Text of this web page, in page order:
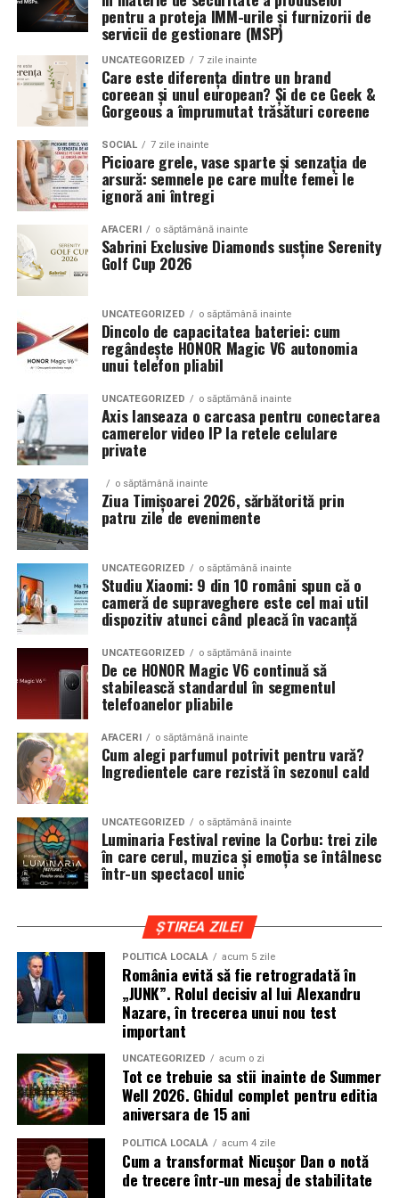
importantă a momentelor speciale din Maramureș,
combinând experiența organizatorică cu capacitatea de
a transforma fiecare eveniment într-o amintire
deosebită pentru participanți.
accentua liniile caroseriei si poate oferi un look
echilibrat, in timp ce o alegere gresita poate strica
proportiile, chiar daca restul masinii este bine realizat.
Anvelopele ca element vizual la show-uri auto
La evenimentele auto din Cluj, anvelopele nu sunt doar
componente functionale, ci si elemente vizuale. Publicul
si fotografii surprind adesea detalii precum modul in
care roata umple aripa, distanta fata de caroserie si
aspectul general al ansamblului roata-janta.
Anvelopele curate, cu dimensiuni corecte si uzura
masini de show. In multe cazuri, acestea completeaza
jantele si intaresc conceptul ales de proprietar, fie ca
vorbim despre un stil elegant, sportiv sau minimalist.
Echilibrul dintre estetica si utilizare reala
Un aspect specific evenimentelor auto din Cluj este
prezenta multor masini care nu sunt doar proiecte de
show, ci si vehicule utilizate zilnic. Proprietarii acestora
cauta solutii care sa le permita sa participe la
evenimente fara a sacrifica complet confortul sau
siguranta pe drumurile publice.
In acest context, anvelopele alese trebuie sa ofere un
echilibru intre aspect si functionalitate. Multi pasionati
opteaza pentru anvelope care arata bine la show, dar
care pot fi folosite si in conditii reale de trafic,
indiferent de vreme sau sezon.
De ce conteaza tipul de anvelopa la evenimentele din
Cluj
Clujul este un oras in care vremea poate fi imprevizibila,
iar drumurile din imprejurimi includ atat zone urbane,
cat si trasee montane sau colinare. O masina pregatita
de show trebuie sa ajunga la eveniment in siguranta si
fara probleme, indiferent de conditiile de drum.
Din acest motiv, tipul de anvelopa ales devine extrem de
important. Anvelopele care ofera aderenta constanta,
stabilitate si un aspect echilibrat sunt preferate de cei
care nu doresc sa transforme masina intr-un obiect
static. In acest sens, alegerea unoranvelope all season
175 65 r14 poate fi potrivita pentru multe proiecte
prezente la evenimentele locale, in special pentru
masinile compacte sau clasice.
Pozitia masinii si rolul anvelopelor
La un show auto, pozitia masinii este analizata atent.
Cat de jos sta masina, cum se aliniaza roata cu aripa si ce
impact vizual are ansamblul sunt detalii care pot face
diferenta intre un proiect obisnuit si unul remarcabil.
pentru a proteja IMM-urile și furnizorii de
servicii de gestionare (MSP)
UNCATEGORIZED 7 zile inainte
Care este diferența dintre un brand
coreean și unul european? Și de ce Geek &
Gorgeous a împrumutat trăsături coreene
SOCIAL 7 zile inainte
Picioare grele, vase sparte și senzația de
arsură: semnele pe care multe femei le
ignoră ani întregi
AFACERI o săptămână inainte
Sabrini Exclusive Diamonds susține Serenity
Golf Cup 2026
UNCATEGORIZED o săptămână inainte
Dincolo de capacitatea bateriei: cum
regândește HONOR Magic V6 autonomia
unui telefon pliabil
UNCATEGORIZED o săptămână inainte
Axis lanseaza o carcasa pentru conectarea
camerelor video IP la retele celulare
private
o săptămână inainte
Ziua Timișoarei 2026, sărbătorită prin
patru zile de evenimente
UNCATEGORIZED o săptămână inainte
Studiu Xiaomi: 9 din 10 români spun că o
cameră de supraveghere este cel mai util
dispozitiv atunci când pleacă în vacanță
UNCATEGORIZED o săptămână inainte
De ce HONOR Magic V6 continuă să
stabilească standardul în segmentul
telefoanelor pliabile
AFACERI o săptămână inainte
Cum alegi parfumul potrivit pentru vară?
Ingredientele care rezistă în sezonul cald
UNCATEGORIZED o săptămână inainte
Luminaria Festival revine la Corbu: trei zile
în care cerul, muzica și emoția se întâlnesc
într-un spectacol unic
ȘTIREA ZILEI
POLITICĂ LOCALĂ acum 5 zile
România evită să fie retrogradată în
„JUNK”. Rolul decisiv al lui Alexandru
Nazare, în trecerea unui nou test
important
UNCATEGORIZED acum o zi
Tot ce trebuie sa stii inainte de Summer
Well 2026. Ghidul complet pentru editia
aniversara de 15 ani
POLITICĂ LOCALĂ acum 4 zile
Cum a transformat Nicușor Dan o notă
de trecere într-un mesaj de stabilitate